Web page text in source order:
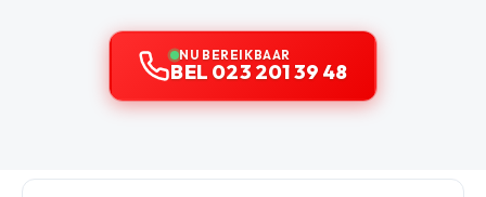
NU BEREIKBAAR
BEL 023 201 39 48